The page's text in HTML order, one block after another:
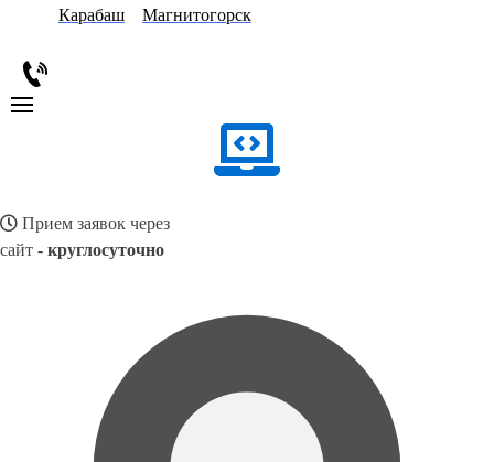
Карабаш
Магнитогорск
Прием заявок через
сайт - круглосуточно